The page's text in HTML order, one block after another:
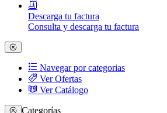
Descarga tu factura
Consulta y descarga tu factura
Navegar por categorias
Ver Ofertas
Ver Catálogo
Categorías